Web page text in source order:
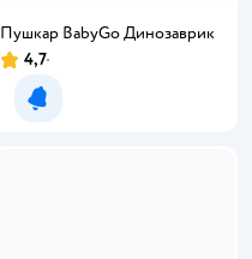
Пушкар BabyGo Динозаврик
4,7
Уведомить о появлении